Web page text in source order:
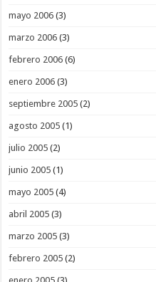
mayo 2006 (3)
marzo 2006 (3)
febrero 2006 (6)
enero 2006 (3)
septiembre 2005 (2)
agosto 2005 (1)
julio 2005 (2)
junio 2005 (1)
mayo 2005 (4)
abril 2005 (3)
marzo 2005 (3)
febrero 2005 (2)
enero 2005 (3)